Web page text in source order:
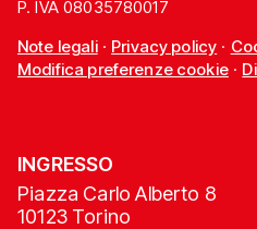
P. IVA 08035780017
Note legali· Privacy policy ·
Modifica preferenze cookie·
INGRESSO
Piazza Carlo Alberto 8
10123 Torino